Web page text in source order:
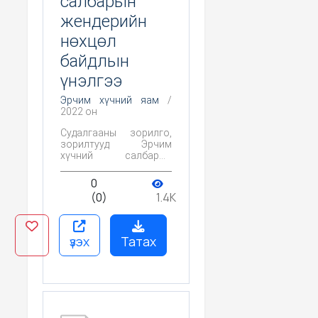
жендерийн
нөхцөл
байдлын
үнэлгээ
Эрчим хүчний яам /
2022 он
Судалгааны зорилго,
зорилтууд Эрчим
хүчний салбарын
байдлын үнэлгээ нь тус
салбарын жендэрийн
стратегийн
төлөвлөгөөг гаргах
хэрэгцээ, тулгамдаж
буй асуудлыг
тодорхойлж, бодлогын
арга хэмжээний
Үүнд: Нэгдүгээрт,
дахь эрэгтэй, эмэгтэй
0
(0)
1.4K
үзэх Татах